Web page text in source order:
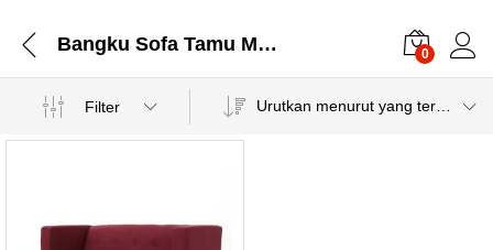
Bangku Sofa Tamu Merah Minimalis 0
Filter